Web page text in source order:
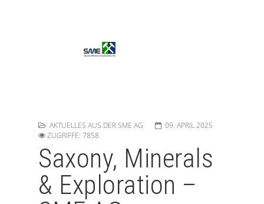
AKTUELLES AUS DER SME AG
09. APRIL 2025
ZUGRIFFE: 7858
Saxony, Minerals
& Exploration –